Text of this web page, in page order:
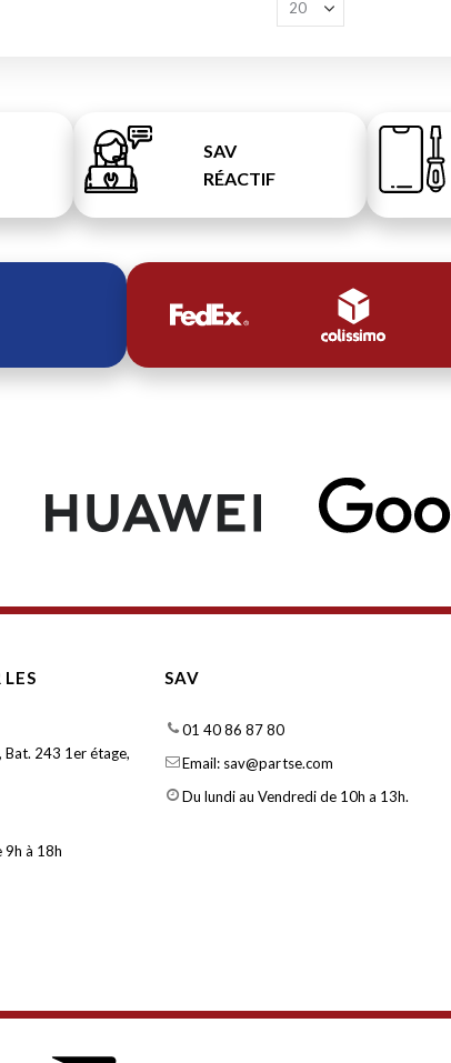
SAV
RÉACTIF
Bat. 243 1er étage,
9h à 18h
SAV
01 40 86 87 80
Email: sav@partse.com
Du lundi au Vendredi de 10h a 13h.